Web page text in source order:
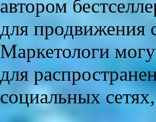
автором
для продвижения
Маркетологи
для
социальных